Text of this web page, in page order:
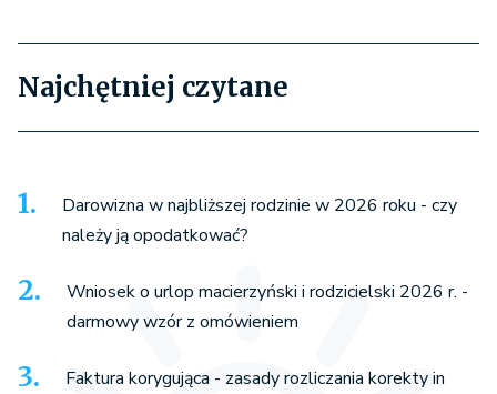
Najchętniej czytane
Darowizna w najbliższej rodzinie w 2026 roku - czy
należy ją opodatkować?
Wniosek o urlop macierzyński i rodzicielski 2026 r. -
darmowy wzór z omówieniem
Faktura korygująca - zasady rozliczania korekty in